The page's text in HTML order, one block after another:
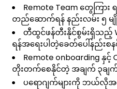
Remote Team တွေကြာ
တည်ဆောက်ရန် နည်းလမ်း ၅ မျို
တီထွင်ဖန်တီးနိုင်စွမ်းရှိသည့်
ရန်အရေးပါတဲ့ခေတ်ပေါ်နည်းစနစ်
Remote onboarding နှ
တိုးတက်စေနိုင်တဲ့ အချက် ၃ချ
ပရောဂျက်များကို ဘယ်လို